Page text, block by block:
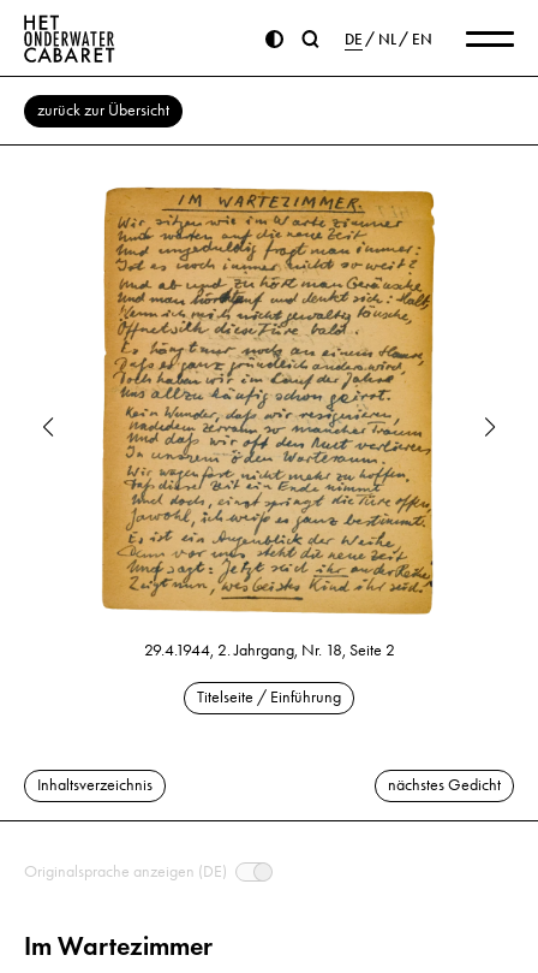
DE NL EN
zurück zur Übersicht
29.4.1944, 2. Jahrgang, Nr. 18, Seite 2
Titelseite / Einführung
Inhaltsverzeichnis nächstes Gedicht
Originalsprache anzeigen (DE)
Im Wartezimmer